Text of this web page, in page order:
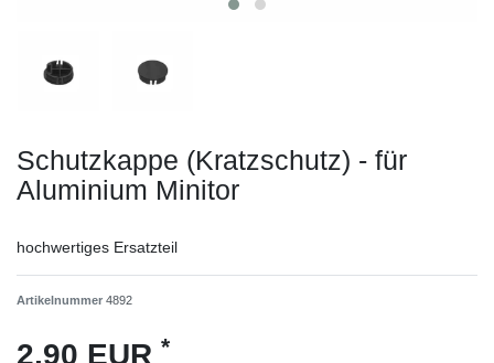
Schutzkappe (Kratzschutz) - für
Aluminium Minitor
hochwertiges Ersatzteil
Artikelnummer 4892
2,90 EUR *